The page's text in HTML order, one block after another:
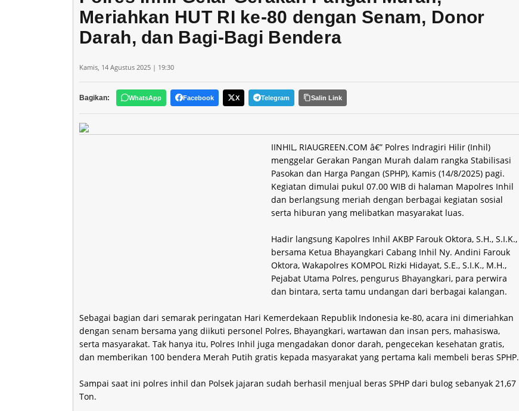
Meriahkan HUT RI ke-80 dengan Senam, Donor
Darah, dan Bagi-Bagi Bendera
Kamis, 14 Agustus 2025 | 19:30
Bagikan: WhatsApp Facebook X Telegram Salin Link
IINHIL, RIAUGREEN.COM â€” Polres Indragiri Hilir (Inhil)
menggelar Gerakan Pangan Murah dalam rangka Stabilisasi
Pasokan dan Harga Pangan (SPHP), Kamis (14/8/2025) pagi.
Kegiatan dimulai pukul 07.00 WIB di halaman Mapolres Inhil
dan berlangsung meriah dengan berbagai kegiatan sosial
serta hiburan yang melibatkan masyarakat luas.
Hadir langsung Kapolres Inhil AKBP Farouk Oktora, S.H., S.I.K.,
bersama Ketua Bhayangkari Cabang Inhil Ny. Andini Farouk
Oktora, Wakapolres KOMPOL Rizki Hidayat, S.E., S.I.K., M.H.,
Pejabat Utama Polres, pengurus Bhayangkari, para perwira
dan bintara, serta tamu undangan dari berbagai kalangan.
Sebagai bagian dari semarak peringatan Hari Kemerdekaan Republik Indonesia ke-80, acara ini dimeriahkan
dengan senam bersama yang diikuti personel Polres, Bhayangkari, wartawan dan insan pers, mahasiswa,
serta masyarakat. Tak hanya itu, Polres Inhil juga mengadakan donor darah, pengecekan kesehatan gratis,
dan memberikan 100 bendera Merah Putih gratis kepada masyarakat yang pertama kali membeli beras SPHP.
Sampai saat ini polres inhil dan Polsek jajaran sudah berhasil menjual beras SPHP dari bulog sebanyak 21,67
Ton.